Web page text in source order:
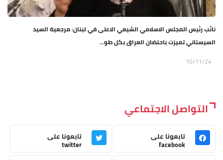
نائب رئيس المجلس الاسلامي الشيعي الاعلى في لبنان: مرجعية السيد
السيستاني تميزت باحتضان العراق بكل طو...
10/11/24
التواصل الاجتماعي
تابعونا على
facebook
تابعونا على
twitter